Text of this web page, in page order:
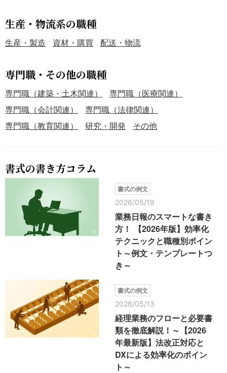
生産・物流系の職種
生産・製造 資材・購買 配送・物流
専門職・その他の職種
専門職（建築・土木関連）
専門職（医療関連）
専門職（会計関連）
専門職（法律関連）
専門職（教育関連）
研究・開発 その他
書式の書き方コラム
書式の例文
2026/05/19
業務日報のスマートな書き
方！ 【2026年版】効率化
テクニックと職種別ポイン
ト～例文・テンプレートつ
き～
書式の例文
2026/05/13
経理業務のフローと必要書
類を徹底解説！～【2026
年最新版】法改正対応と
DXによる効率化のポイン
ト～